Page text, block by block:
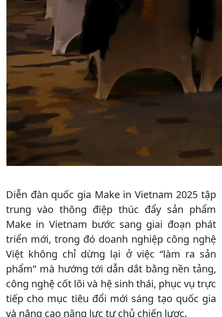
Diễn đàn quốc gia Make in Vietnam 2025 tập
trung vào thông điệp thúc đẩy sản phẩm
Make in Vietnam bước sang giai đoạn phát
triển mới, trong đó doanh nghiệp công nghệ
Việt không chỉ dừng lại ở việc “làm ra sản
phẩm” mà hướng tới dẫn dắt bằng nền tảng,
công nghệ cốt lõi và hệ sinh thái, phục vụ trực
tiếp cho mục tiêu đổi mới sáng tạo quốc gia
và nâng cao năng lực tự chủ chiến lược.